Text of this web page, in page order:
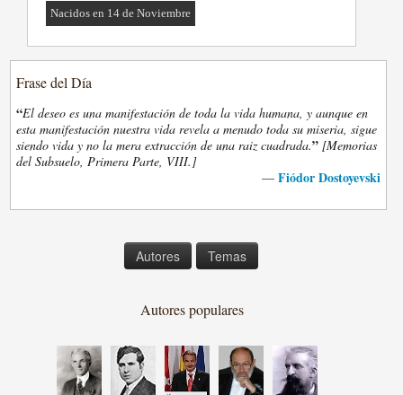
Nacidos en 14 de Noviembre
Frase del Día
“El deseo es una manifestación de toda la vida humana, y aunque en
esta manifestación nuestra vida revela a menudo toda su miseria, sigue
siendo vida y no la mera extracción de una raiz cuadrada.” [Memorias
del Subsuelo, Primera Parte, VIII.]
— Fiódor Dostoyevski
Autores Temas
Autores populares